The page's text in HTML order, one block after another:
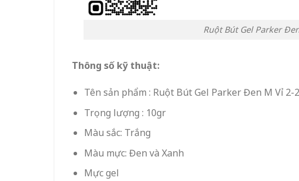
Ruột Bút Gel Parker
Thông số kỹ thuật:
Tên sản phẩm : Ruột Bút Gel Parker Đen M Vỉ 2-
Trọng lượng : 10gr
Màu sắc: Trắng
Màu mực: Đen và Xanh
Mực gel